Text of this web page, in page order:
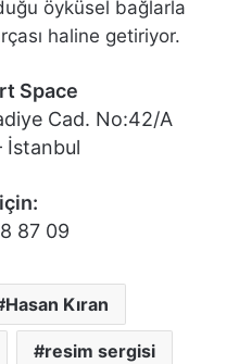
öyküsel bağlarla
haline getiriyor.
Space
Cad. No:42/A
İstanbul
87 09
Hasan Kıran
resim sergisi